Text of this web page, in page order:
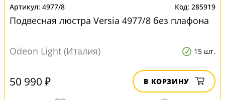
4977/8 285919
Подвесная люстра Versia 4977/8 без плафона
Odeon Light (Италия) 15 шт.
50 990 ₽ В КОРЗИНУ